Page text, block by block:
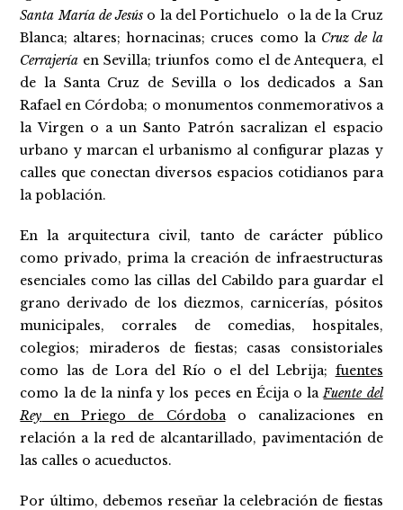
Santa María de Jesús o la del Portichuelo o la de la Cruz
Blanca; altares; hornacinas; cruces como la Cruz de la
Cerrajería en Sevilla; triunfos como el de Antequera, el
de la Santa Cruz de Sevilla o los dedicados a San
Rafael en Córdoba; o monumentos conmemorativos a
la Virgen o a un Santo Patrón sacralizan el espacio
urbano y marcan el urbanismo al configurar plazas y
calles que conectan diversos espacios cotidianos para
la población.
En la arquitectura civil, tanto de carácter público
como privado, prima la creación de infraestructuras
esenciales como las cillas del Cabildo para guardar el
grano derivado de los diezmos, carnicerías, pósitos
municipales, corrales de comedias, hospitales,
colegios; miraderos de fiestas; casas consistoriales
como las de Lora del Río o el del Lebrija; fuentes
como la de la ninfa y los peces en Écija o laFuente del
Rey en Priego de Córdobao canalizaciones en
relación a la red de alcantarillado, pavimentación de
las calles o acueductos.
Por último, debemos reseñar la celebración de fiestas